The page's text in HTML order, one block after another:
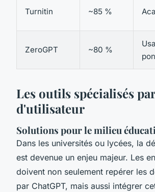
Turnitin ~85 %
ZeroGPT ~80 %
Les outils spécialisés
d'utilisateur
Solutions pour le milieu
Dans les universités ou lycées, la
est devenue un enjeu majeur. Les
doivent non seulement repérer les
par ChatGPT, mais aussi intégrer